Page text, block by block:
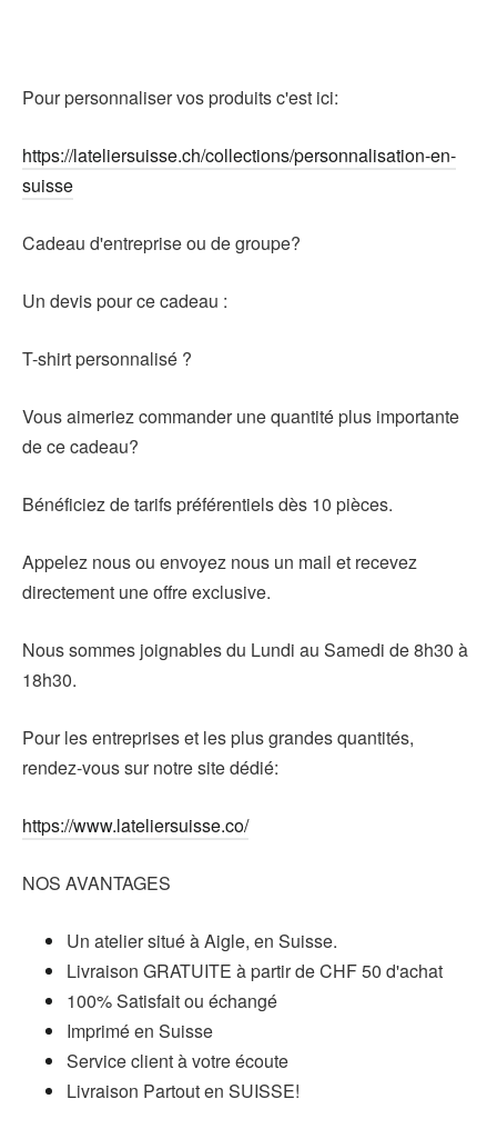
Pour personnaliser vos produits c'est ici:
https://lateliersuisse.ch/collections/personnalisation-en-
suisse
Cadeau d'entreprise ou de groupe?
Un devis pour ce cadeau :
T-shirt personnalisé ?
Vous aimeriez commander une quantité plus importante
de ce cadeau?
Bénéficiez de tarifs préférentiels dès 10 pièces.
Appelez nous ou envoyez nous un mail et recevez
directement une offre exclusive.
Nous sommes joignables du Lundi au Samedi de 8h30 à
18h30.
Pour les entreprises et les plus grandes quantités,
rendez-vous sur notre site dédié:
https://www.lateliersuisse.co/
NOS AVANTAGES
Un atelier situé à Aigle, en Suisse.
Livraison GRATUITE à partir de CHF 50 d'achat
100% Satisfait ou échangé
Imprimé en Suisse
Service client à votre écoute
Livraison Partout en SUISSE!